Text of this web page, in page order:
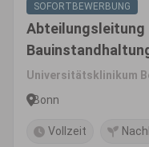
SOFORTBEWERBUNG
Abteilungsleitung
Universitätsklinikum
Bonn
Vollzeit